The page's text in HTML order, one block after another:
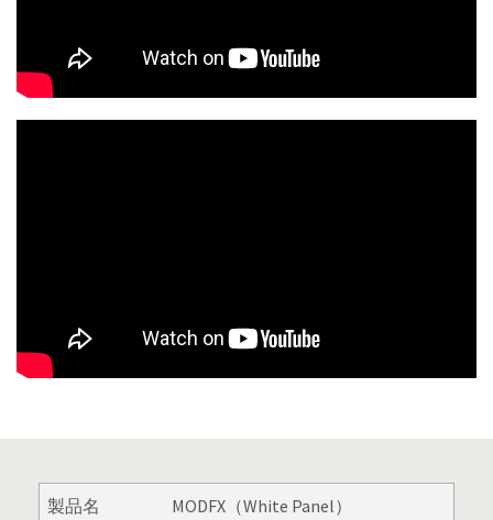
製品名 MODFX（White Panel）